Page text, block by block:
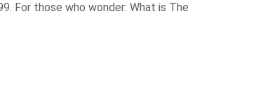
For those who wonder: What is The